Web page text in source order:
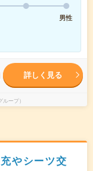
男性
詳しく見る
ープ）
やシーツ交